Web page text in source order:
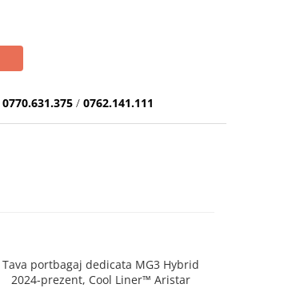
0770.631.375 / 0762.141.111
Tava portbagaj dedicata MG3 Hybrid
2024-prezent, Cool Liner™ Aristar